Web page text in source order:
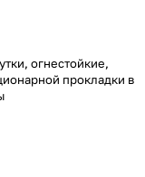
огнестойкие,
прокладки в